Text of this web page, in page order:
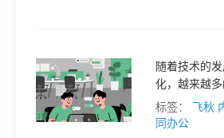
题
随着技术的
化，越来越
生。本文将
全方位解析，
标签： 飞秋
同办公